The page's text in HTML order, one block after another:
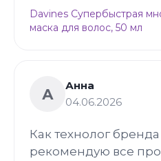
Davines Супербыстрая
маска для волос, 50 мл
А
Анна
04.06.2026
Как технолог бренда
рекомендую все